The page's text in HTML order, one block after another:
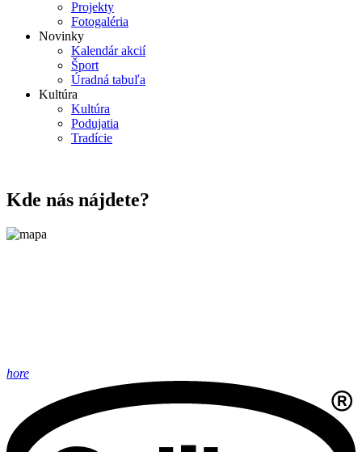
Projekty
Fotogaléria
Novinky
Kalendár akcií
Šport
Úradná tabuľa
Kultúra
Kultúra
Podujatia
Tradície
Kde nás nájdete?
hore